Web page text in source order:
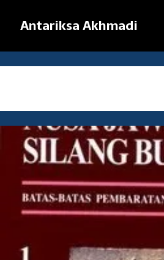
Antariksa Akhmadi
Sidebar
Librarian, information junkie, and
Catatan:
Blog ini adalah kumpulan tulisan yang
SMP kelas VIII (sekarang saya sudah
blog hingga sekarang, pendapat dan
berubah. Oleh karena itu, mohon
menanggapi tulisan-tulisan yang sudah
saya kembalikan, kok.